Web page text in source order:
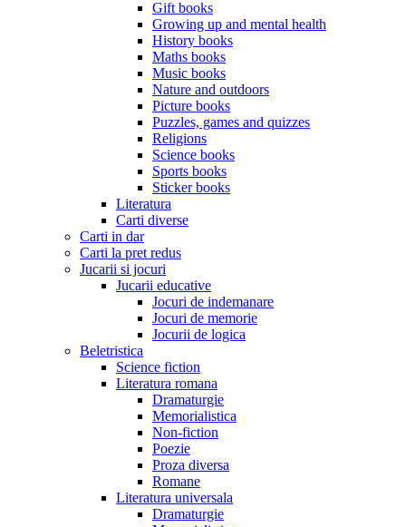
Gift books
Growing up and mental health
History books
Maths books
Music books
Nature and outdoors
Picture books
Puzzles, games and quizzes
Religions
Science books
Sports books
Sticker books
Literatura
Carti diverse
Carti in dar
Carti la pret redus
Jucarii si jocuri
Jucarii educative
Jocuri de indemanare
Jocuri de memorie
Jocurii de logica
Beletristica
Science fiction
Literatura romana
Dramaturgie
Memorialistica
Non-fiction
Poezie
Proza diversa
Romane
Literatura universala
Dramaturgie